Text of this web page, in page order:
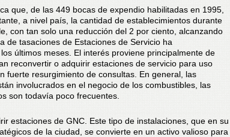
que, de las 449 bocas de expendio habilitadas en 1995,
a nivel país, la cantidad de establecimientos durante
con tan solo una reducción del 2 por ciento, alcanzando
de tasaciones de Estaciones de Servicio ha
últimos meses. El interés proviene principalmente de
reconvertir o adquirir estaciones de servicio para uso
fuerte resurgimiento de consultas. En general, las
involucrados en el negocio de los combustibles, las
son todavía poco frecuentes.
estaciones de GNC. Este tipo de instalaciones, que en su
de la ciudad, se convierte en un activo valioso para